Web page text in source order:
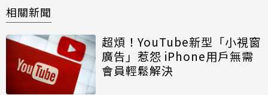
相關新聞
超煩！YouTube新型「小視窗
廣告」惹怨 iPhone用戶無需
會員輕鬆解決